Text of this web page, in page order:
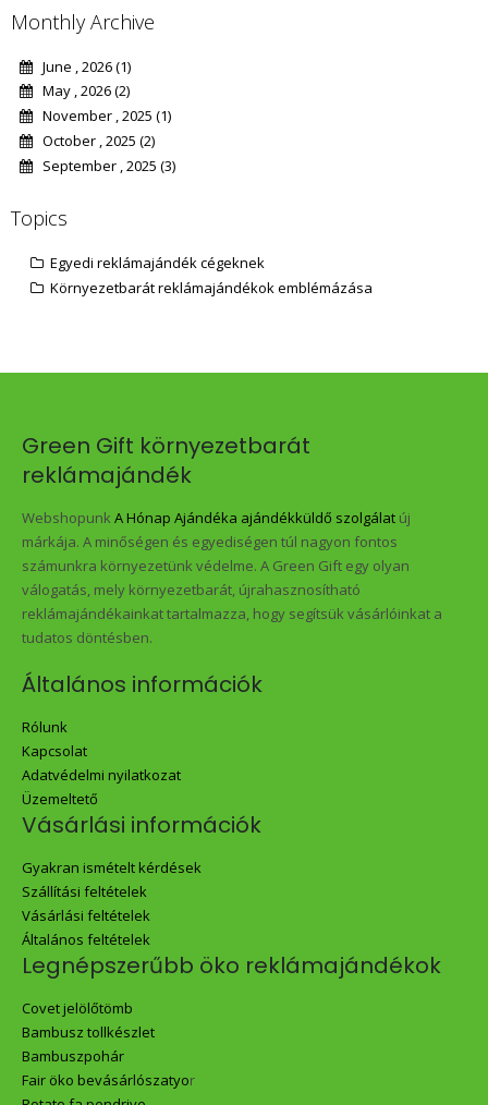
Monthly Archive
June , 2026 (1)
May , 2026 (2)
November , 2025 (1)
October , 2025 (2)
September , 2025 (3)
Topics
Egyedi reklámajándék cégeknek
Környezetbarát reklámajándékok emblémázása
Green Gift környezetbarát
reklámajándék
Webshopunk A Hónap Ajándéka ajándékküldő szolgálat új
márkája. A minőségen és egyediségen túl nagyon fontos
számunkra környezetünk védelme. A Green Gift egy olyan
válogatás, mely környezetbarát, újrahasznosítható
reklámajándékainkat tartalmazza, hogy segítsük vásárlóinkat a
tudatos döntésben.
Általános információk
Rólunk
Kapcsolat
Adatvédelmi nyilatkozat
Üzemeltető
Vásárlási információk
Gyakran ismételt kérdések
Szállítási feltételek
Vásárlási feltételek
Általános feltételek
Legnépszerűbb öko reklámajándékok
Covet jelölőtömb
Bambusz tollkészlet
Bambuszpohár
Fair öko bevásárlószatyor